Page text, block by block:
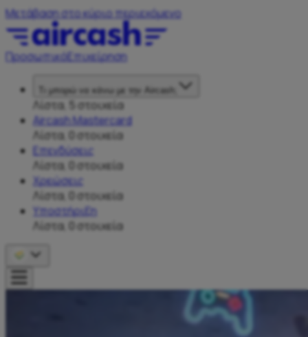
Μετάβαση στο κύριο περιεχόμενο
ΠροσωπικόΕπιχείρηση
Τι μπορώ να κάνω με την Aircash;
Λίστα, 5 στοιχεία
Aircash Mastercard
Λίστα, 0 στοιχεία
Επενδύσεις
Λίστα, 0 στοιχεία
Χρεώσεις
Λίστα, 0 στοιχεία
Υποστήριξη
Λίστα, 0 στοιχεία